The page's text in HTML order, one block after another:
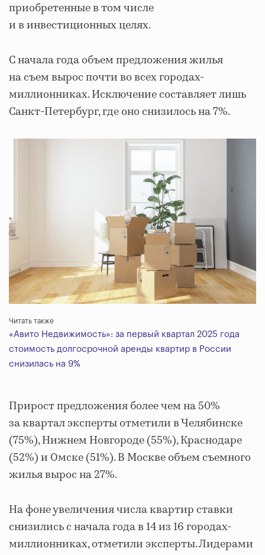
приобретенные в том числе
и в инвестиционных целях.
С начала года объем предложения жилья
на съем вырос почти во всех городах-
миллионниках. Исключение составляет лишь
Санкт-Петербург, где оно снизилось на 7%.
Читать также
«Авито Недвижимость»: за первый квартал 2025 года
стоимость долгосрочной аренды квартир в России
снизилась на 9%
Прирост предложения более чем на 50%
за квартал эксперты отметили в Челябинске
(75%), Нижнем Новгороде (55%), Краснодаре
(52%) и Омске (51%). В Москве объем съемного
жилья вырос на 27%.
На фоне увеличения числа квартир ставки
снизились с начала года в 14 из 16 городах-
миллионниках, отметили эксперты. Лидерами